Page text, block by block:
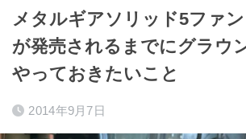
メタルギアソリッド5ファ
が発売されるまでにグラウ
やっておきたいこと
2014年9月7日